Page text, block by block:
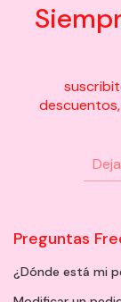
Preguntas
¿Dónde está mi